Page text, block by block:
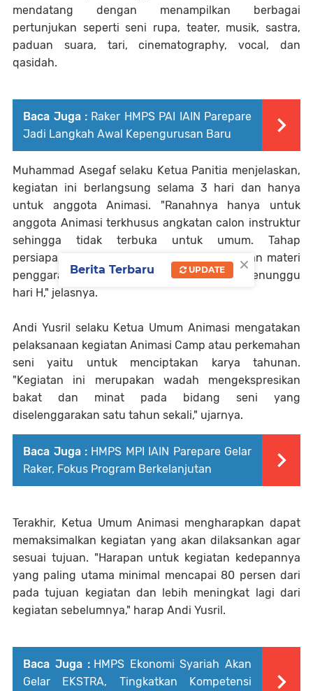
mendatang dengan menampilkan berbagai
pertunjukan seperti seni rupa, teater, musik, sastra,
paduan suara, tari, cinematography, vocal, dan
qasidah.
Baca Juga : Raker HMPS PAI IAIN Parepare
Jadi Langkah Awal Kepengurusan Baru
Muhammad Asegaf selaku Ketua Panitia menjelaskan,
kegiatan ini berlangsung selama 3 hari dan hanya
untuk anggota Animasi. "Ranahnya hanya untuk
anggota Animasi terkhusus angkatan calon instruktur
sehingga tidak terbuka untuk umum. Tahap
persiapannya telah sampai pada penerimaaan materi
penggarapan setiap divisi kemudian hanya menunggu
hari H," jelasnya.
Andi Yusril selaku Ketua Umum Animasi mengatakan
pelaksanaan kegiatan Animasi Camp atau perkemahan
seni yaitu untuk menciptakan karya tahunan.
"Kegiatan ini merupakan wadah mengekspresikan
bakat dan minat pada bidang seni yang
diselenggarakan satu tahun sekali," ujarnya.
Baca Juga : HMPS MPI IAIN Parepare Gelar
Raker, Fokus Program Berkelanjutan
Terakhir, Ketua Umum Animasi mengharapkan dapat
memaksimalkan kegiatan yang akan dilaksankan agar
sesuai tujuan. "Harapan untuk kegiatan kedepannya
yang paling utama minimal mencapai 80 persen dari
pada tujuan kegiatan dan lebih meningkat lagi dari
kegiatan sebelumnya," harap Andi Yusril.
Baca Juga : HMPS Ekonomi Syariah Akan
Gelar EKSTRA, Tingkatkan Kompetensi
×
Berita Terbaru UPDATE